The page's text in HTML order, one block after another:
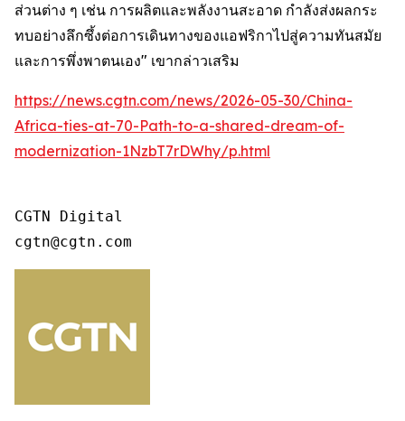
ส่วนต่าง ๆ เช่น การผลิตและพลังงานสะอาด กำลังส่งผลกระ
ทบอย่างลึกซึ้งต่อการเดินทางของแอฟริกาไปสู่ความทันสมัย
และการพึ่งพาตนเอง" เขากล่าวเสริม
https://news.cgtn.com/news/2026-05-30/China-
Africa-ties-at-70-Path-to-a-shared-dream-of-
modernization-1NzbT7rDWhy/p.html
CGTN Digital
cgtn@cgtn.com